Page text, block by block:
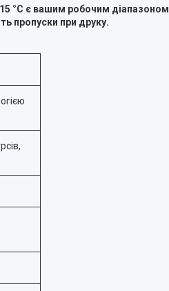
°С є вашим робочим діапазоном
пропуски при друку.